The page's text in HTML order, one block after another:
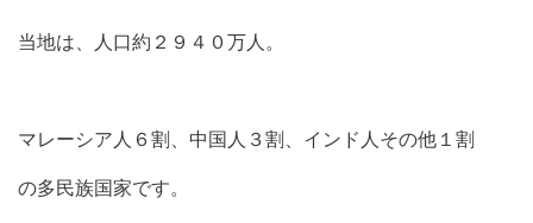
当地は、人口約２９４０万人。
マレーシア人６割、中国人３割、インド人その他１割
の多民族国家です。